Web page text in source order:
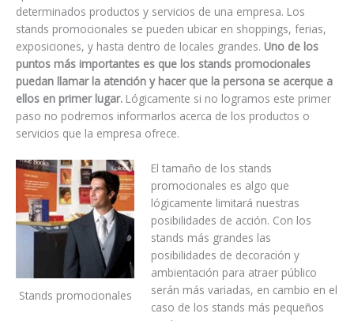
determinados productos y servicios de una empresa. Los
stands promocionales se pueden ubicar en shoppings, ferias,
exposiciones, y hasta dentro de locales grandes. Uno de los
puntos más importantes es que los stands promocionales
puedan llamar la atención y hacer que la persona se acerque a
ellos en primer lugar. Lógicamente si no logramos este primer
paso no podremos informarlos acerca de los productos o
servicios que la empresa ofrece.
Stands promocionales
El tamaño de los stands
promocionales es algo que
lógicamente limitará nuestras
posibilidades de acción. Con los
stands más grandes las
posibilidades de decoración y
ambientación para atraer público
serán más variadas, en cambio en el
caso de los stands más pequeños